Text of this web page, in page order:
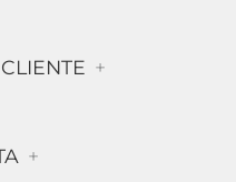
+
+